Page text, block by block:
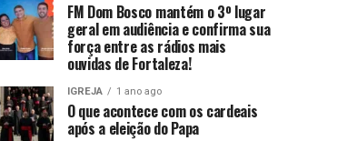
FM Dom Bosco mantém o 3º lugar
geral em audiência e confirma sua
força entre as rádios mais
ouvidas de Fortaleza!
IGREJA 1 ano ago
O que acontece com os cardeais
após a eleição do Papa